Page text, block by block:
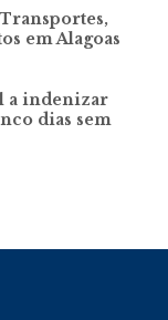
em Alagoas
a indenizar
dias sem